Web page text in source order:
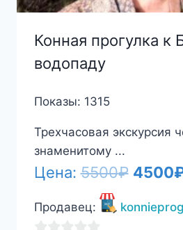
Конная прогулка к
водопаду
Показы: 1315
Трехчасовая экскурсия
знаменитому ...
Цена:5500₽ 4500
Продавец: